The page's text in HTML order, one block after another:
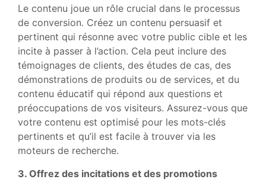
Le contenu joue un rôle crucial dans le processus
de conversion. Créez un contenu persuasif et
pertinent qui résonne avec votre public cible et les
incite à passer à l’action. Cela peut inclure des
témoignages de clients, des études de cas, des
démonstrations de produits ou de services, et du
contenu éducatif qui répond aux questions et
préoccupations de vos visiteurs. Assurez-vous que
votre contenu est optimisé pour les mots-clés
pertinents et qu’il est facile à trouver via les
moteurs de recherche.
3. Offrez des incitations et des promotions